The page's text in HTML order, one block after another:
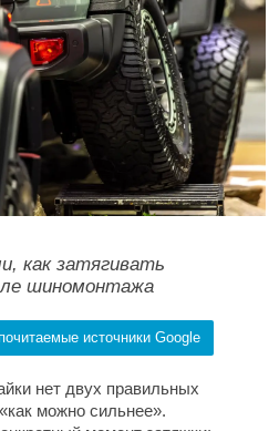
как затягивать
шиномонтажа
источники Google
нет двух правильных
можно сильнее».